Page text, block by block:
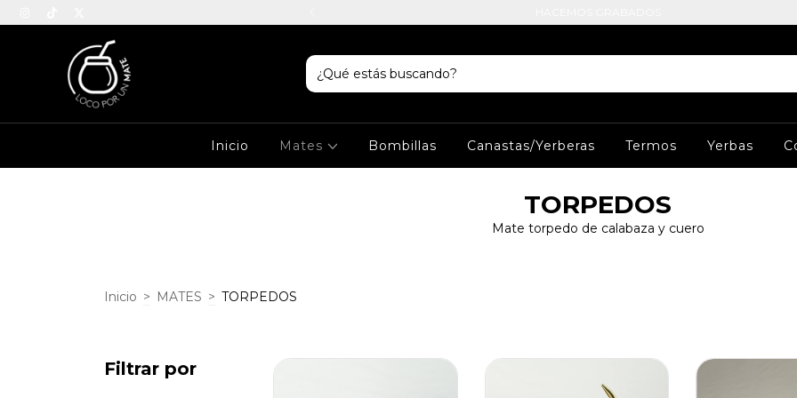
Inicio Mates Bombillas Canastas/Yerberas Termos Yerbas
TORPEDOS
Mate torpedo de calabaza y cuero
Inicio > MATES > TORPEDOS
Filtrar por